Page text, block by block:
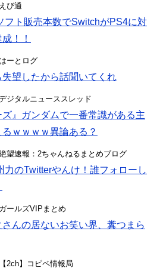
び通
フト販売本数でSwitchがPS4に対
！！
ーとログ
望したから話聞いてくれ
ジタルニューススレッド
ズ』ガンダムで一番常識がある主
ｗｗｗｗ異論ある？
望速報：2ちゃんねるまとめブログ
力のTwitterやんけ！誰フォローし
ールズVIPまとめ
さんの居ないお笑い界、糞つまら
2ch】コピペ情報局